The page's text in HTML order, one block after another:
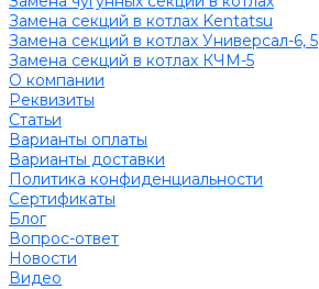
Замена секций в котлах Kentatsu
Замена секций в котлах Универсал-6, 5
Замена секций в котлах КЧМ-5
О компании
Реквизиты
Статьи
Варианты оплаты
Варианты доставки
Политика конфиденциальности
Сертификаты
Блог
Вопрос-ответ
Новости
Видео